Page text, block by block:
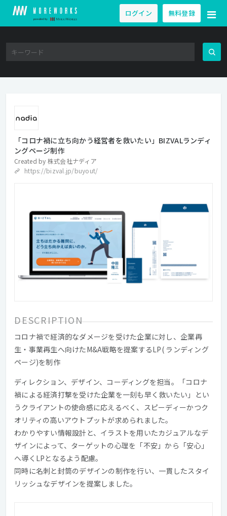
ログイン 無料登録
「コロナ禍に立ち向かう経営者を救いたい」BIZVALランディ
ングページ制作
Created by 株式会社ナディア
https://bizval.jp/buyout/
DESCRIPTION
コロナ禍で経済的なダメージを受けた企業に対し、企業再
生・事業再生へ向けたM&A戦略を提案するLP( ランディング
ページ)を制作
ディレクション、デザイン、コーディングを担当。「コロナ
禍による経済打撃を受けた企業を一刻も早く救いたい」とい
うクライアントの使命感に応えるべく、スピーディーかつク
オリティの高いアウトプットが求められました。
わかりやすい情報設計と、イラストを用いたカジュアルなデ
ザインによって、ターゲットの心理を「不安」から「安心」
へ導くLPとなるよう配慮。
同時に名刺と封筒のデザインの制作を行い、一貫したスタイ
リッシュなデザインを提案しました。